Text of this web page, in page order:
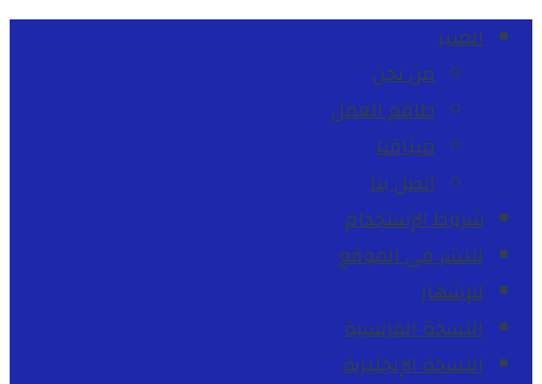
المنبر
من نحن
طاقم العمل
ميثاقنا
اتصل بنا
شروط الإستخدام
للنشر في الموقع
للإشهار
النسخة الفرنسية
النسخة الإنجليزية